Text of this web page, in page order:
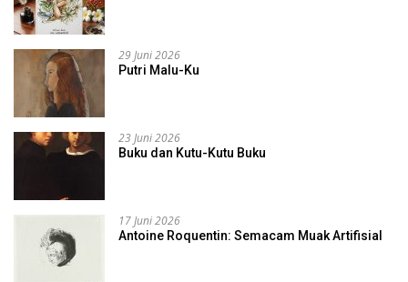
29 Juni 2026
Putri Malu-Ku
23 Juni 2026
Buku dan Kutu-Kutu Buku
17 Juni 2026
Antoine Roquentin: Semacam Muak Artifisial